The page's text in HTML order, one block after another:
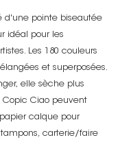
d'une pointe biseautée
idéal pour les
Les 180 couleurs
et superposées.
elle sèche plus
Copic Ciao peuvent
calque pour
carterie/faire